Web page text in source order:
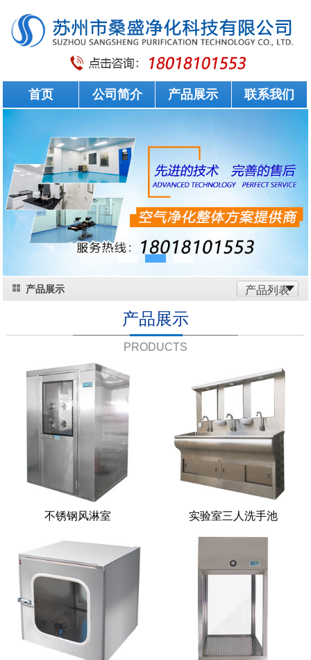
首页 公司简介 产品展示 联系我们
产品展示 产品列表
产品展示
PRODUCTS
不锈钢风淋室 实验室三人洗手池